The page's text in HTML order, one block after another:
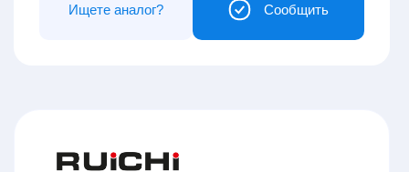
Сообщить
Ищете аналог?